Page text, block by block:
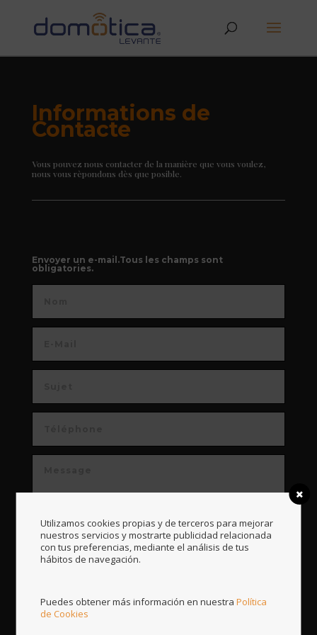
Informations de
Contacte
Vous pouvez nous contacter de la manière que vous voulez,
nous vous rèpondons dès que posible.
Envoyer un e-mail.Tous les champs sont
obligatories.
J'accepte la politique de confidentialité
Utilizamos cookies propias y de terceros para mejorar
nuestros servicios y mostrarte publicidad relacionada
con tus preferencias, mediante el análisis de tus
hábitos de navegación.
Puedes obtener más información en nuestraPolítica
de Cookies